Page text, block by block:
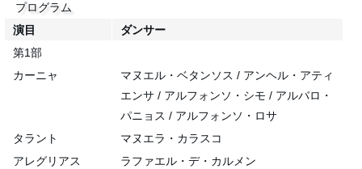
プログラム
演目
ダンサー
第1部
カーニャ
マヌエル・ベタンソス / アンヘル・アティ
エンサ / アルフォンソ・シモ / アルバロ・
パニョス / アルフォンソ・ロサ
タラント
マヌエラ・カラスコ
アレグリアス
ラファエル・デ・カルメン